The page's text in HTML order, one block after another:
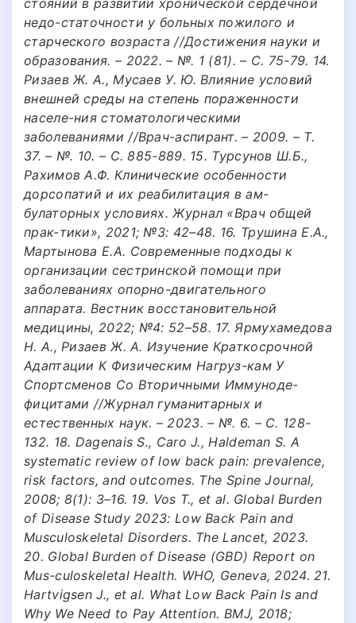
недо-статочности у больных пожилого и
старческого возраста //Достижения науки и
образования. – 2022. – №. 1 (81). – С. 75-79. 14.
Ризаев Ж. А., Мусаев У. Ю. Влияние условий
внешней среды на степень пораженности
населе-ния стоматологическими
заболеваниями //Врач-аспирант. – 2009. – Т.
37. – №. 10. – С. 885-889. 15. Турсунов Ш.Б.,
Рахимов А.Ф. Клинические особенности
дорсопатий и их реабилитация в ам-
булаторных условиях. Журнал «Врач общей
прак-тики», 2021; №3: 42–48. 16. Трушина Е.А.,
Мартынова Е.А. Современные подходы к
организации сестринской помощи при
заболеваниях опорно-двигательного
аппарата. Вестник восстановительной
медицины, 2022; №4: 52–58. 17. Ярмухамедова
Н. А., Ризаев Ж. А. Изучение Краткосрочной
Адаптации К Физическим Нагруз-кам У
Спортсменов Со Вторичными Иммуноде-
фицитами //Журнал гуманитарных и
естественных наук. – 2023. – №. 6. – С. 128-
132. 18. Dagenais S., Caro J., Haldeman S. A
systematic review of low back pain: prevalence,
risk factors, and outcomes. The Spine Journal,
2008; 8(1): 3–16. 19. Vos T., et al. Global Burden
of Disease Study 2023: Low Back Pain and
Musculoskeletal Disorders. The Lancet, 2023.
20. Global Burden of Disease (GBD) Report on
Mus-culoskeletal Health. WHO, Geneva, 2024. 21.
Hartvigsen J., et al. What Low Back Pain Is and
Why We Need to Pay Attention. BMJ, 2018;